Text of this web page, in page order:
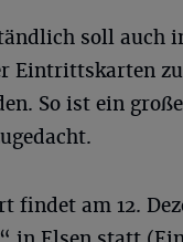
soll auch
Eintrittskarten
So ist ein
findet am 12.